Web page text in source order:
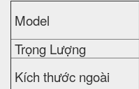
Model
Trọng Lượng
Kích thước ngoài